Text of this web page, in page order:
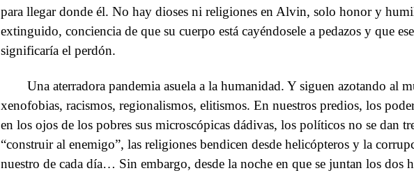
para llegar donde él. No hay dioses ni religiones en Alvin, solo honor y
extinguido, conciencia de que su cuerpo está cayéndosele a pedazos y que
significaría el perdón.
Una aterradora pandemia asuela a la humanidad. Y siguen azotando al
xenofobias, racismos, regionalismos, elitismos. En nuestros predios, los
en los ojos de los pobres sus microscópicas dádivas, los políticos no se dan
“construir al enemigo”, las religiones bendicen desde helicópteros y la
nuestro de cada día… Sin embargo, desde la noche en que se juntan los dos